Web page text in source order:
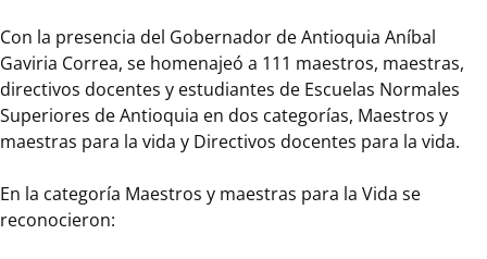
Con la presencia del Gobernador de Antioquia Aníbal
Gaviria Correa, se homenajeó a 111 maestros, maestras,
directivos docentes y estudiantes de Escuelas Normales
Superiores de Antioquia en dos categorías, Maestros y
maestras para la vida y Directivos docentes para la vida.
En la categoría Maestros y maestras para la Vida se
reconocieron:
maestros
y
maestras
que
se
por
implementar